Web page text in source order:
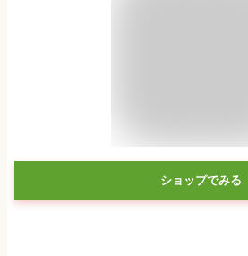
ショップでみる